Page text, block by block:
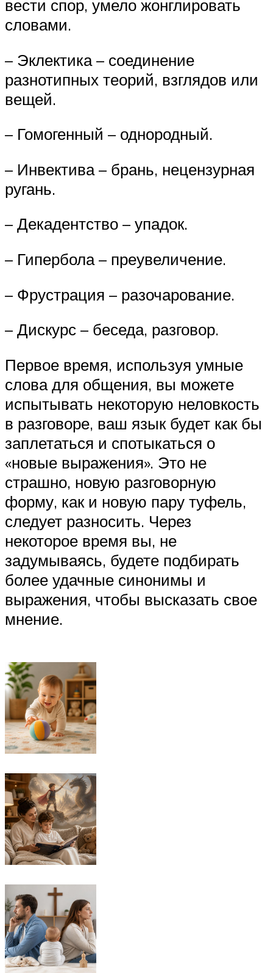
вести спор, умело жонглировать
словами.
– Эклектика – соединение
разнотипных теорий, взглядов или
вещей.
– Гомогенный – однородный.
– Инвектива – брань, нецензурная
ругань.
– Декадентство – упадок.
– Гипербола – преувеличение.
– Фрустрация – разочарование.
– Дискурс – беседа, разговор.
Первое время, используя умные
слова для общения, вы можете
испытывать некоторую неловкость
в разговоре, ваш язык будет как бы
заплетаться и спотыкаться о
«новые выражения». Это не
страшно, новую разговорную
форму, как и новую пару туфель,
следует разносить. Через
некоторое время вы, не
задумываясь, будете подбирать
более удачные синонимы и
выражения, чтобы высказать свое
мнение.